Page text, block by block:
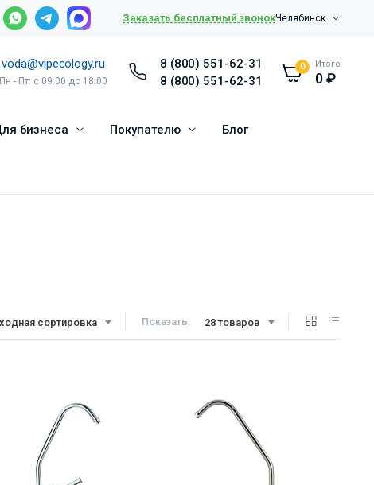
Заказать бесплатный звонокЧелябинск
voda@vipecology.ru
Пн - Пт: с 09:00 до 18:00
8 (800) 551-62-31
8 (800) 551-62-31
0 Итого
0₽
бизнеса Покупателю Блог
сортировка Показать: 28 товаров